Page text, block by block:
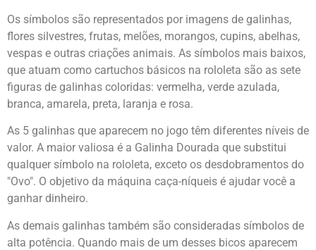
Os símbolos são representados por imagens de galinhas,
flores silvestres, frutas, melões, morangos, cupins, abelhas,
vespas e outras criações animais. As símbolos mais baixos,
que atuam como cartuchos básicos na rololeta são as sete
figuras de galinhas coloridas: vermelha, verde azulada,
branca, amarela, preta, laranja e rosa.
As 5 galinhas que aparecem no jogo têm diferentes níveis de
valor. A maior valiosa é a Galinha Dourada que substitui
qualquer símbolo na rololeta, exceto os desdobramentos do
"Ovo". O objetivo da máquina caça-níqueis é ajudar você a
ganhar dinheiro.
As demais galinhas também são consideradas símbolos de
alta potência. Quando mais de um desses bicos aparecem